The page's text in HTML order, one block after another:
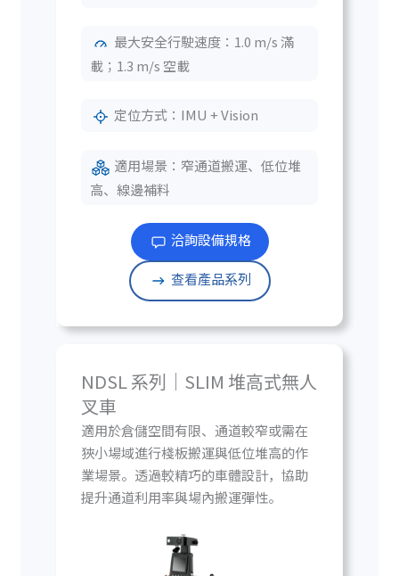
最大安全行駛速度：1.0 m/s 滿
載；1.3 m/s 空載
定位方式：IMU + Vision
適用場景：窄通道搬運、低位堆
高、線邊補料
洽詢設備規格
查看產品系列
NDSL 系列｜SLIM 堆高式無人
叉車
適用於倉儲空間有限、通道較窄或需在
狹小場域進行棧板搬運與低位堆高的作
業場景。透過較精巧的車體設計，協助
提升通道利用率與場內搬運彈性。